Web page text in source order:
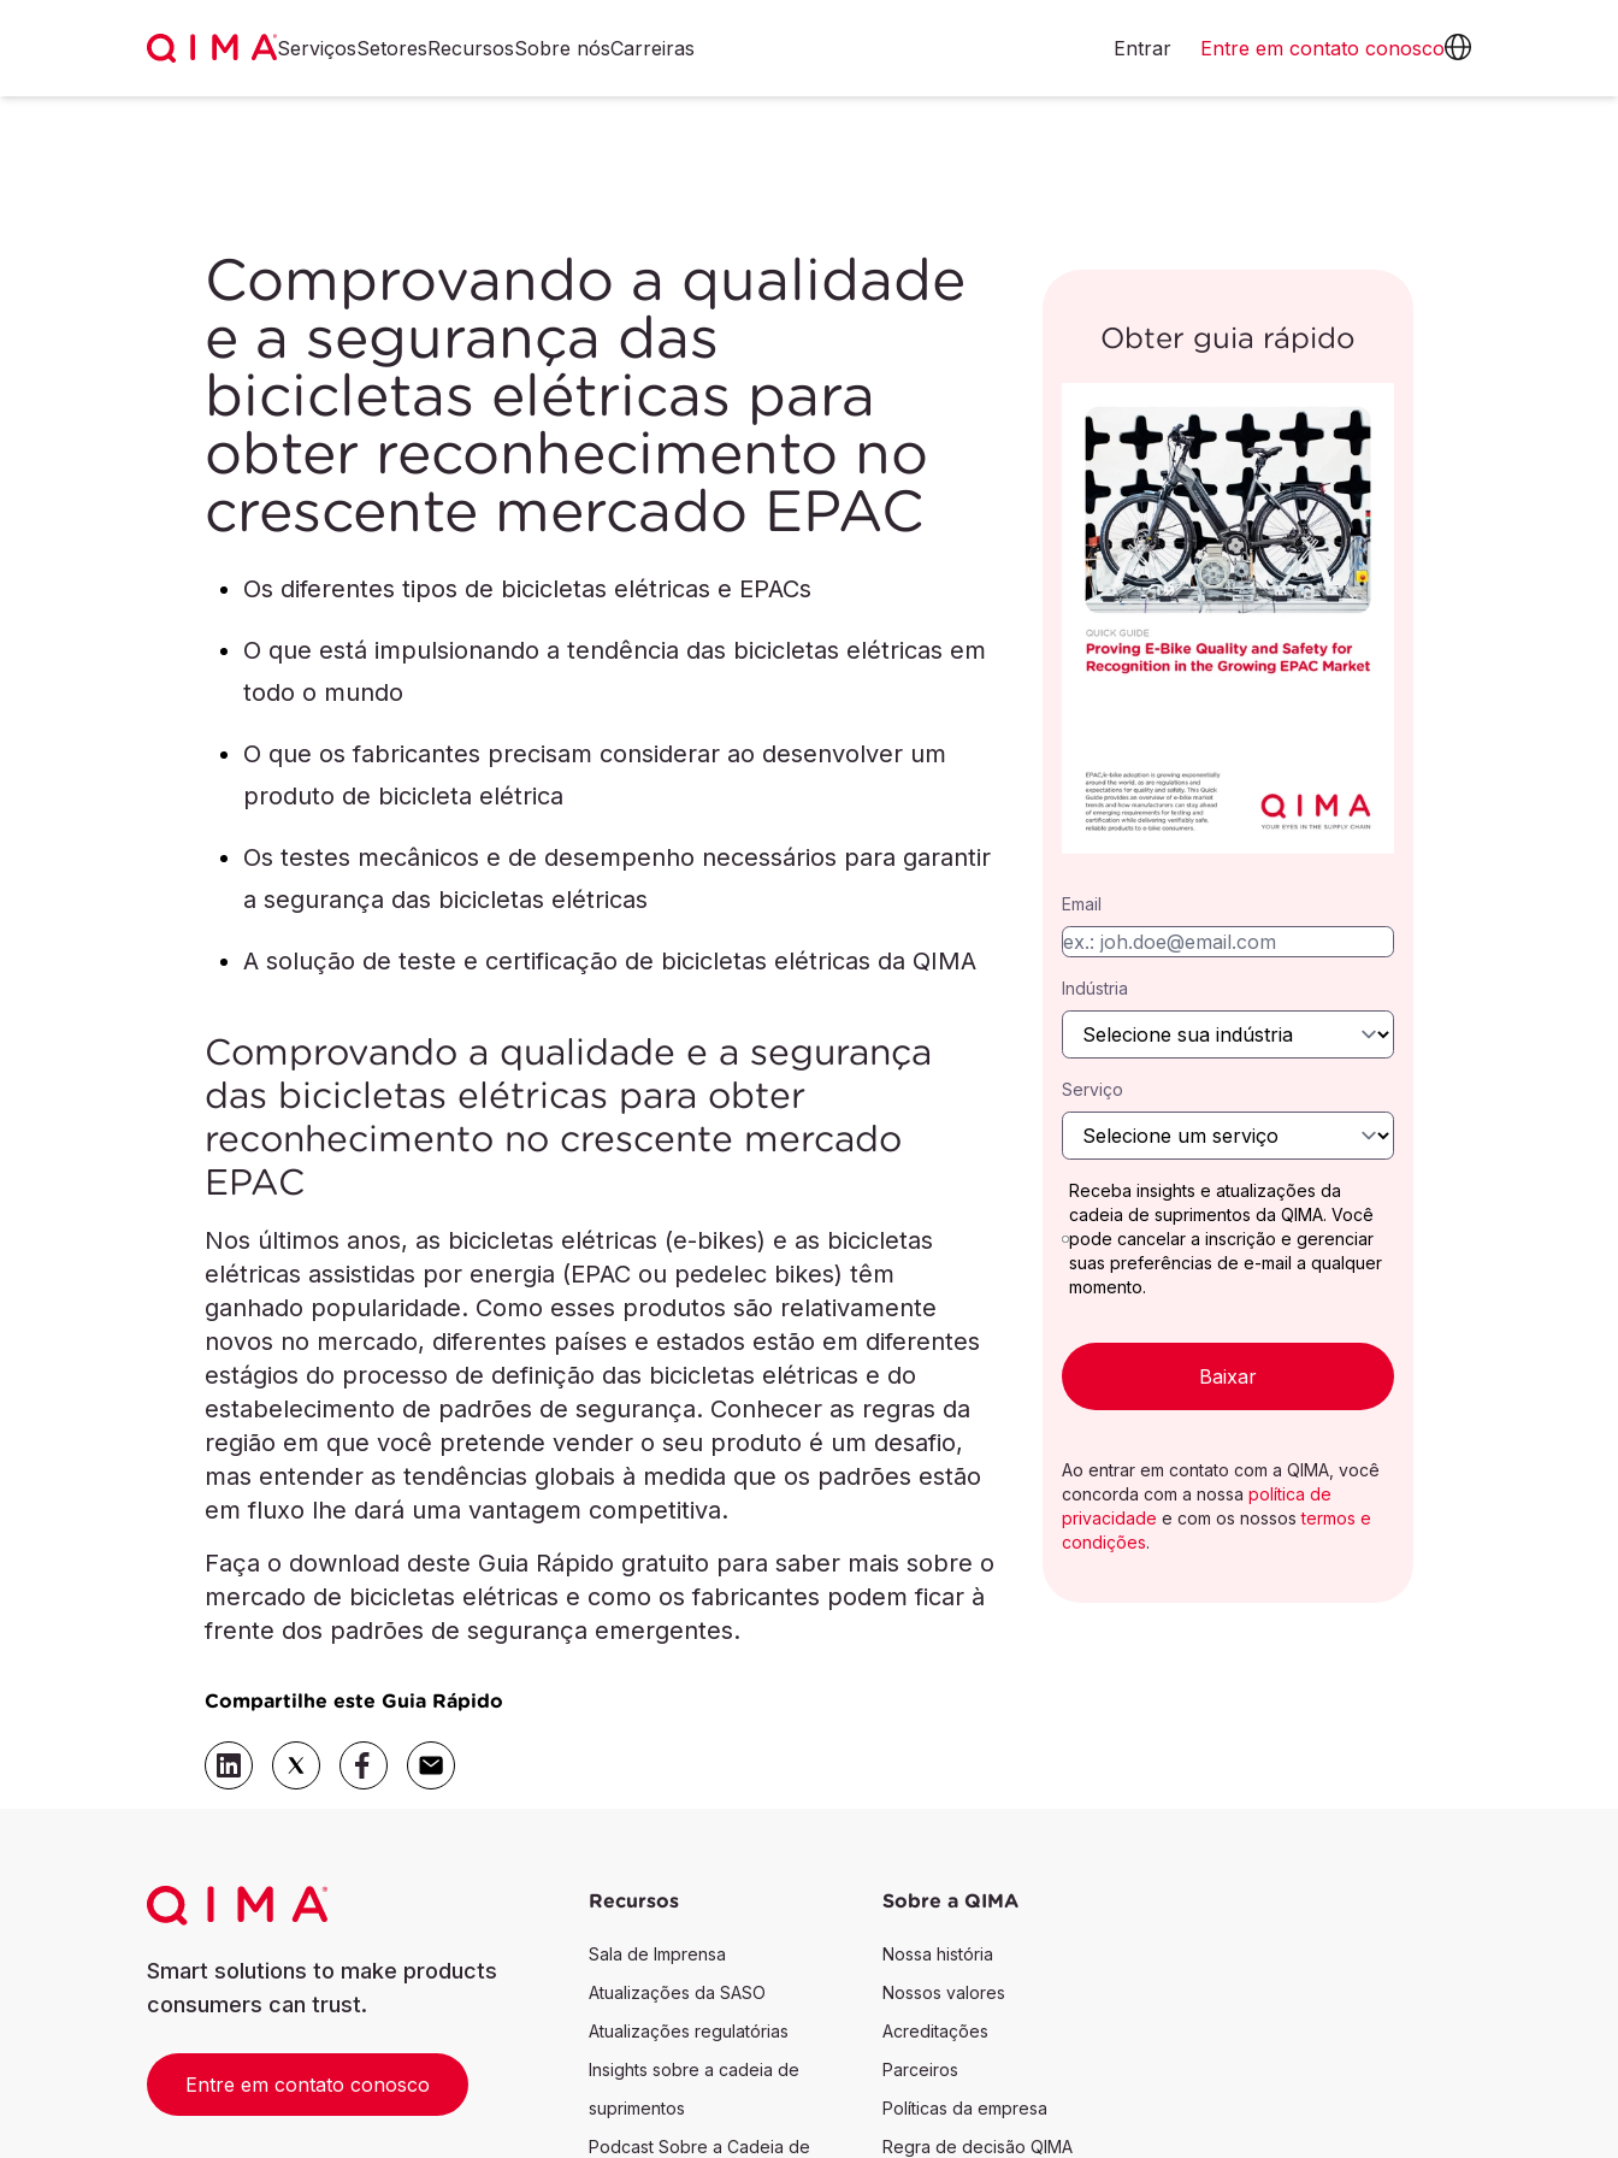
ServiçosSetoresRecursosSobre nósCarreiras Entrar Entre em contato conosco
Comprovando a qualidade
e a segurança das
bicicletas elétricas para
obter reconhecimento no
crescente mercado EPAC
Os diferentes tipos de bicicletas elétricas e EPACs
O que está impulsionando a tendência das bicicletas elétricas em
todo o mundo
O que os fabricantes precisam considerar ao desenvolver um
produto de bicicleta elétrica
Os testes mecânicos e de desempenho necessários para garantir
a segurança das bicicletas elétricas
A solução de teste e certificação de bicicletas elétricas da QIMA
Comprovando a qualidade e a segurança
das bicicletas elétricas para obter
reconhecimento no crescente mercado
EPAC
Nos últimos anos, as bicicletas elétricas (e-bikes) e as bicicletas
elétricas assistidas por energia (EPAC ou pedelec bikes) têm
ganhado popularidade. Como esses produtos são relativamente
novos no mercado, diferentes países e estados estão em diferentes
estágios do processo de definição das bicicletas elétricas e do
estabelecimento de padrões de segurança. Conhecer as regras da
região em que você pretende vender o seu produto é um desafio,
mas entender as tendências globais à medida que os padrões estão
em fluxo lhe dará uma vantagem competitiva.
Faça o download deste Guia Rápido gratuito para saber mais sobre o
mercado de bicicletas elétricas e como os fabricantes podem ficar à
frente dos padrões de segurança emergentes.
Compartilhe este Guia Rápido
Obter guia rápido
Email
Indústria
Serviço
Receba insights e atualizações da
cadeia de suprimentos da QIMA. Você
pode cancelar a inscrição e gerenciar
suas preferências de e-mail a qualquer
momento.
Baixar
Ao entrar em contato com a QIMA, você
concorda com a nossa política de
privacidade e com os nossostermos e
condições.
Smart solutions to make products
consumers can trust.
Entre em contato conosco
Recursos
Sala de Imprensa
Atualizações da SASO
Atualizações regulatórias
Insights sobre a cadeia de
suprimentos
Podcast Sobre a Cadeia de
Sobre a QIMA
Nossa história
Nossos valores
Acreditações
Parceiros
Políticas da empresa
Regra de decisão QIMA